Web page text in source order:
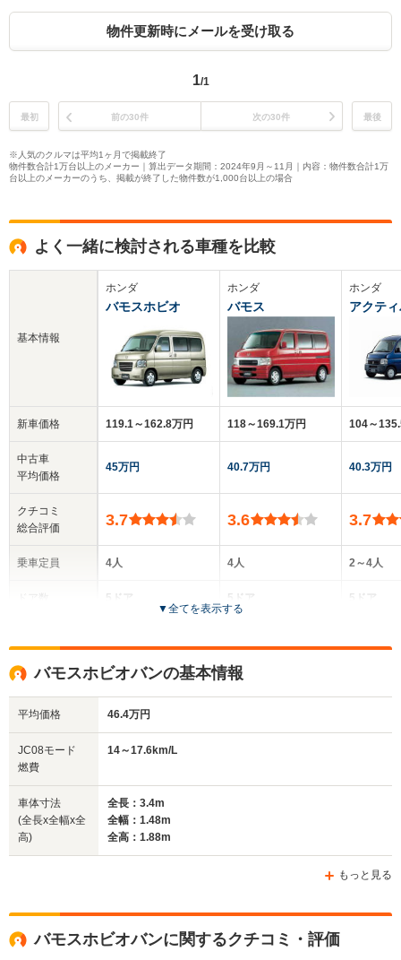
物件更新時にメールを受け取る
1/1
最初 前の30件 次の30件 最後
※人気のクルマは平均1ヶ月で掲載終了
物件数合計1万台以上のメーカー｜算出データ期間：2024年9月～11月｜内容：物件数合計1万
台以上のメーカーのうち、掲載が終了した物件数が1,000台以上の場合
よく一緒に検討される車種を比較
基本情報
新車価格
中古車
平均価格
クチコミ
総合評価
乗車定員
サイズ
(全長x全幅x全高)
WLTCモード
燃費
ホンダ
バモスホビオ
119.1～162.8万円
45万円
3.7
4人
5ドア
全高
全長
-m
-
ホンダ
バモス
118～169.1万円
40.7万円
3.6
4人
5ドア
全高
-
ホンダ
アクテ
104～
40.3万円
3.7
2～4人
5ドア
全
▼全てを表示する
バモスホビオバンの基本情報
平均価格 46.4万円
JC08モード
燃費
14～17.6km/L
車体寸法
(全長x全幅x全
高)
全長：3.4m
全幅：1.48m
全高：1.88m
もっと見る
バモスホビオバンに関するクチコミ・評価